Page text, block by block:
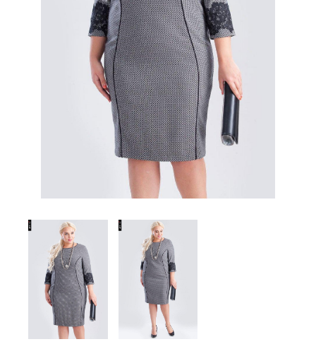
Комплекты
Платья, Сарафаны
Пуловеры, Водолазки
Спортивная одежда
Топы
Туники
Футболки
Шарф
Шарфы
Юбки
Мужская одежда
Брюки